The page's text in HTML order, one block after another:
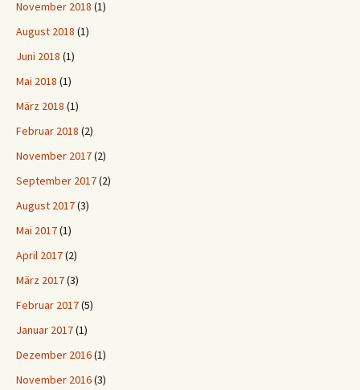
November 2018 (1)
August 2018 (1)
Juni 2018 (1)
Mai 2018 (1)
März 2018 (1)
Februar 2018 (2)
November 2017(2)
September 2017(2)
August 2017(3)
Mai 2017(1)
April 2017(2)
März 2017(3)
Februar 2017(5)
Januar 2017(1)
Dezember 2016(1)
November 2016(3)